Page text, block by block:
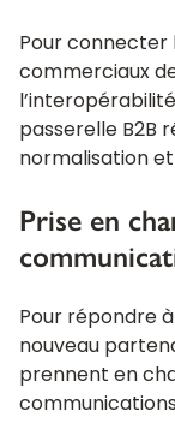
Pour connecter
commerciaux
passerelle B2B
normalisation
Prise en
Pour répondre
nouveau
prennent en
communications